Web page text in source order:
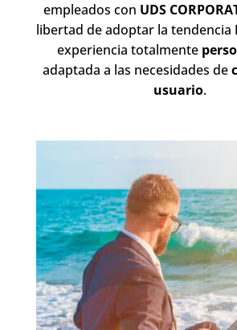
empleados con UDS
libertad de adoptar la tendencia
experiencia totalmente
adaptada a las necesidades de
usuario.